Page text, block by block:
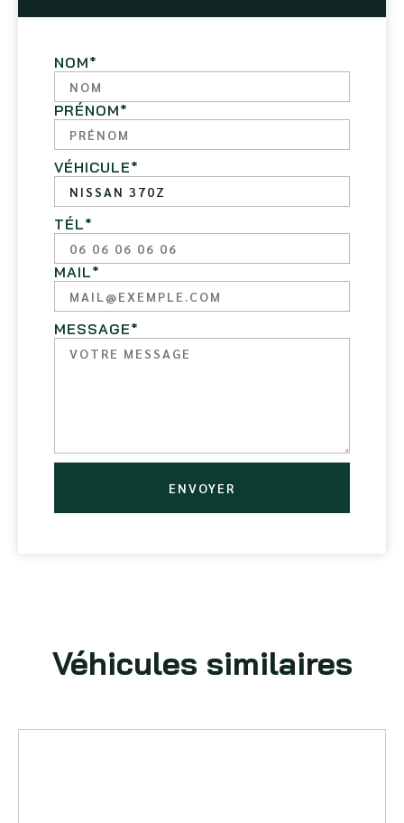
NOM*
PRÉNOM*
VÉHICULE*
TÉL*
MAIL*
MESSAGE*
ENVOYER
Véhicules similaires